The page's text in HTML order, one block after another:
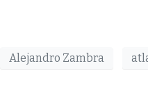
Alejandro Zambra